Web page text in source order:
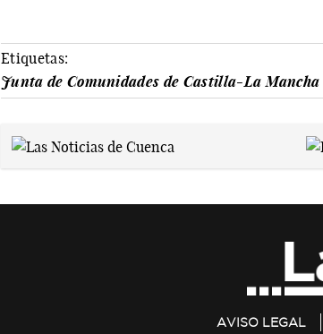
Etiquetas:
Junta de Comunidades de Castilla-La Mancha
AVISO LEGAL